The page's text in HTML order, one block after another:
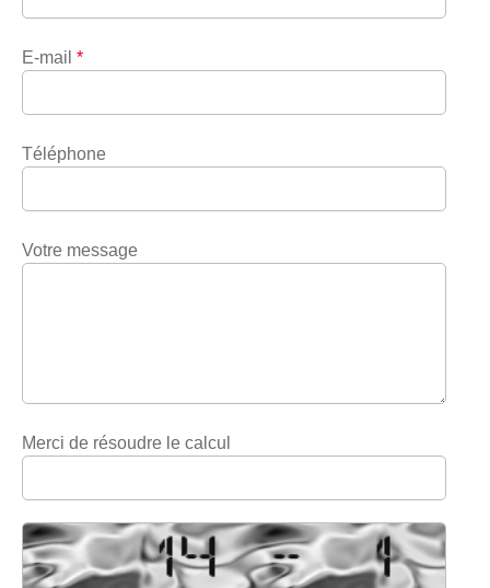
E-mail *
Téléphone
Votre message
Merci de résoudre le calcul